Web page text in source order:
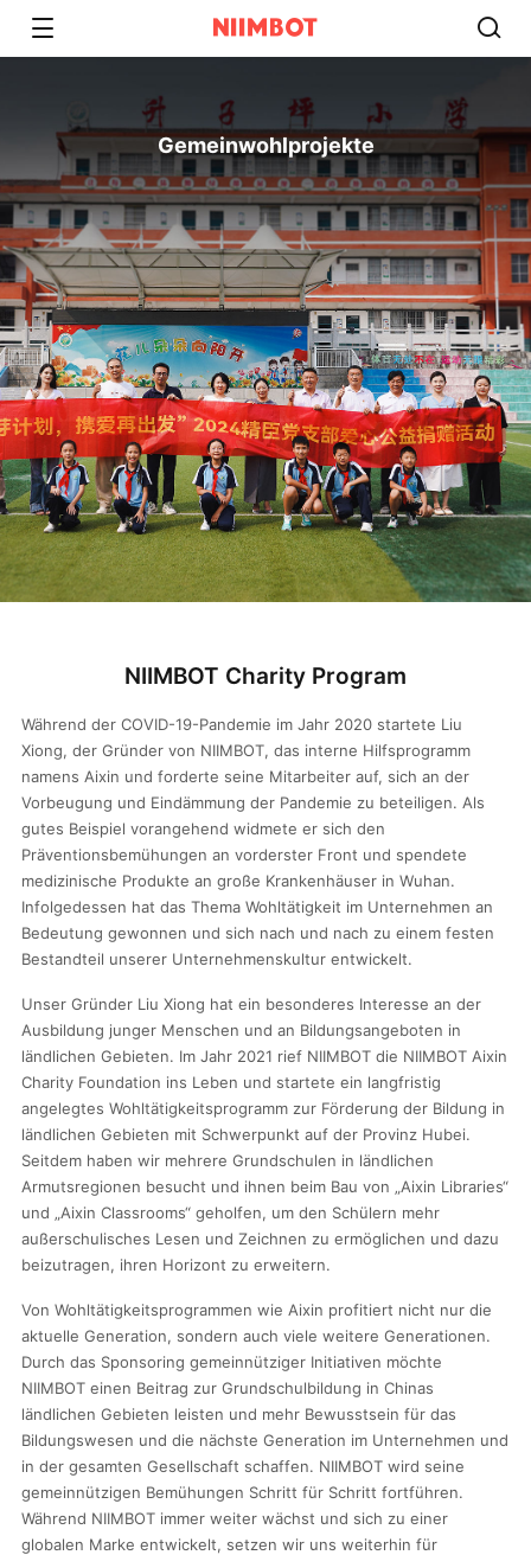
Gemeinwohlprojekte​
NIIMBOT Charity Program
Während der COVID-19-Pandemie im Jahr 2020 startete Liu
Xiong, der Gründer von NIIMBOT, das interne Hilfsprogramm
namens Aixin und forderte seine Mitarbeiter auf, sich an der
Vorbeugung und Eindämmung der Pandemie zu beteiligen. Als
gutes Beispiel vorangehend widmete er sich den
Präventionsbemühungen an vorderster Front und spendete
medizinische Produkte an große Krankenhäuser in Wuhan.
Infolgedessen hat das Thema Wohltätigkeit im Unternehmen an
Bedeutung gewonnen und sich nach und nach zu einem festen
Bestandteil unserer Unternehmenskultur entwickelt.
Unser Gründer Liu Xiong hat ein besonderes Interesse an der
Ausbildung junger Menschen und an Bildungsangeboten in
ländlichen Gebieten. Im Jahr 2021 rief NIIMBOT die NIIMBOT Aixin
Charity Foundation ins Leben und startete ein langfristig
angelegtes Wohltätigkeitsprogramm zur Förderung der Bildung in
ländlichen Gebieten mit Schwerpunkt auf der Provinz Hubei.
Seitdem haben wir mehrere Grundschulen in ländlichen
Armutsregionen besucht und ihnen beim Bau von „Aixin Libraries“
und „Aixin Classrooms“ geholfen, um den Schülern mehr
außerschulisches Lesen und Zeichnen zu ermöglichen und dazu
beizutragen, ihren Horizont zu erweitern.
Von Wohltätigkeitsprogrammen wie Aixin profitiert nicht nur die
aktuelle Generation, sondern auch viele weitere Generationen.
Durch das Sponsoring gemeinnütziger Initiativen möchte
NIIMBOT einen Beitrag zur Grundschulbildung in Chinas
ländlichen Gebieten leisten und mehr Bewusstsein für das
Bildungswesen und die nächste Generation im Unternehmen und
in der gesamten Gesellschaft schaffen. NIIMBOT wird seine
gemeinnützigen Bemühungen Schritt für Schritt fortführen.
Während NIIMBOT immer weiter wächst und sich zu einer
globalen Marke entwickelt, setzen wir uns weiterhin für